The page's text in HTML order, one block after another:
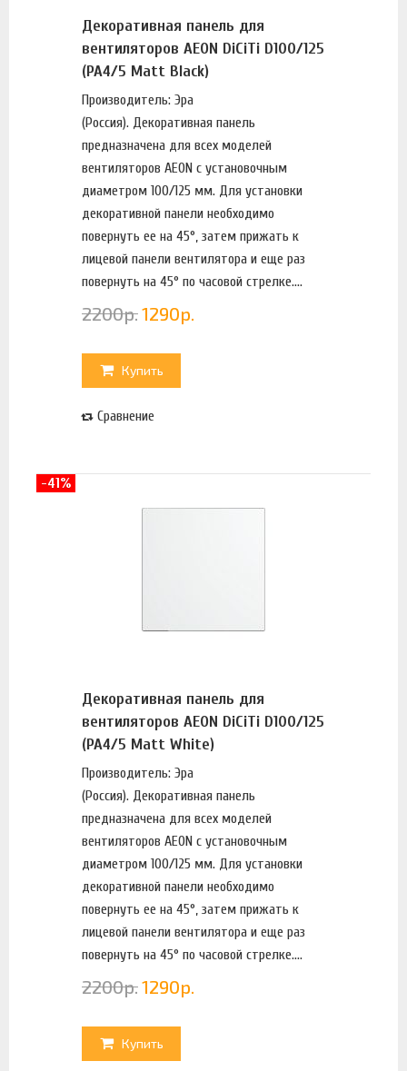
Декоративная панель для
вентиляторов AEON DiCiTi D100/125
(PA4/5 Matt Black)
Производитель: Эра
(Россия). Декоративная панель
предназначена для всех моделей
вентиляторов AEON с установочным
диаметром 100/125 мм. Для установки
декоративной панели необходимо
повернуть ее на 45°, затем прижать к
лицевой панели вентилятора и еще раз
повернуть на 45° по часовой стрелке....
2200р.1290р.
Купить
Сравнение
Декоративная панель для
вентиляторов AEON DiCiTi D100/125
(PA4/5 Matt White)
Производитель: Эра
(Россия). Декоративная панель
предназначена для всех моделей
вентиляторов AEON с установочным
диаметром 100/125 мм. Для установки
декоративной панели необходимо
повернуть ее на 45°, затем прижать к
лицевой панели вентилятора и еще раз
повернуть на 45° по часовой стрелке....
2200р.1290р.
Купить
-41%